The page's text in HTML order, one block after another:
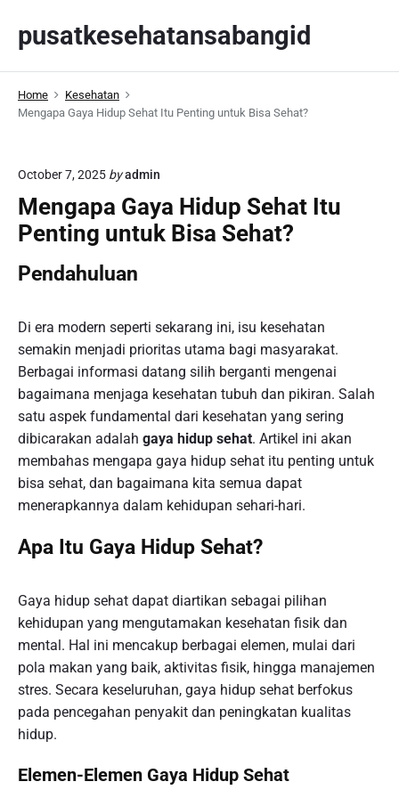
p
pusatkesehatansabangid
Home
Kesehatan
Mengapa Gaya Hidup Sehat Itu Penting untuk Bisa Sehat?
October 7, 2025 byadmin
Mengapa Gaya Hidup Sehat Itu
Penting untuk Bisa Sehat?
Pendahuluan
Di era modern seperti sekarang ini, isu kesehatan
semakin menjadi prioritas utama bagi masyarakat.
Berbagai informasi datang silih berganti mengenai
bagaimana menjaga kesehatan tubuh dan pikiran. Salah
satu aspek fundamental dari kesehatan yang sering
dibicarakan adalah gaya hidup sehat. Artikel ini akan
membahas mengapa gaya hidup sehat itu penting untuk
bisa sehat, dan bagaimana kita semua dapat
menerapkannya dalam kehidupan sehari-hari.
Apa Itu Gaya Hidup Sehat?
Gaya hidup sehat dapat diartikan sebagai pilihan
kehidupan yang mengutamakan kesehatan fisik dan
mental. Hal ini mencakup berbagai elemen, mulai dari
pola makan yang baik, aktivitas fisik, hingga manajemen
stres. Secara keseluruhan, gaya hidup sehat berfokus
pada pencegahan penyakit dan peningkatan kualitas
hidup.
Elemen-Elemen Gaya Hidup Sehat